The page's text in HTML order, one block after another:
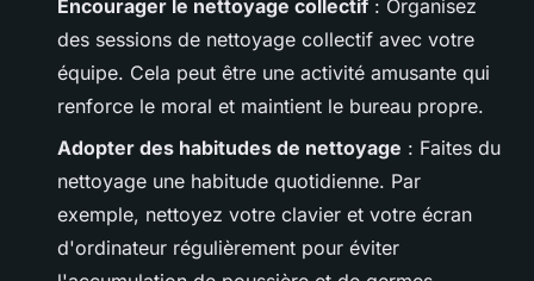
Encourager le nettoyage collectif : Organisez
des sessions de nettoyage collectif avec votre
équipe. Cela peut être une activité amusante qui
renforce le moral et maintient le bureau propre.
Adopter des habitudes de nettoyage : Faites du
nettoyage une habitude quotidienne. Par
exemple, nettoyez votre clavier et votre écran
d'ordinateur régulièrement pour éviter